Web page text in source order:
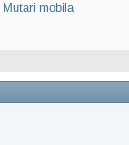
Mutari mobila